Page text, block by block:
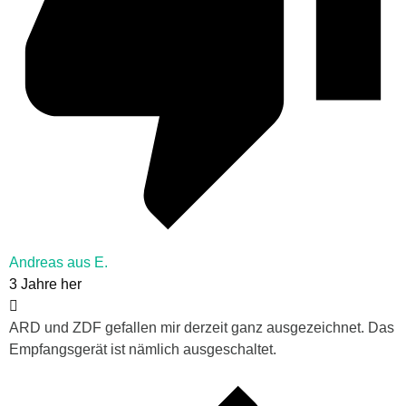
Andreas aus E.
3 Jahre her
ARD und ZDF gefallen mir derzeit ganz ausgezeichnet. Das
Empfangsgerät ist nämlich ausgeschaltet.